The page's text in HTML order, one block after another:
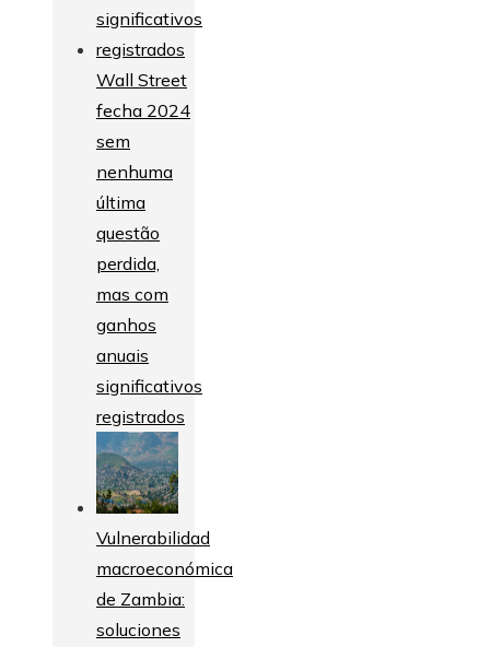
Wall Street
fecha 2024
sem
nenhuma
última
questão
perdida,
mas com
ganhos
anuais
significativos
registrados
Vulnerabilidad
macroeconómica
de Zambia:
soluciones